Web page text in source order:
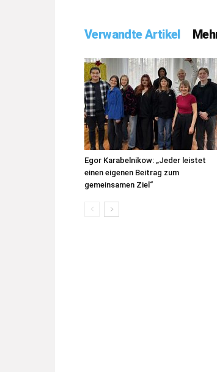
Verwandte Artikel
Egor Karabelnikow: „Jeder leistet
einen eigenen Beitrag zum
gemeinsamen Ziel“